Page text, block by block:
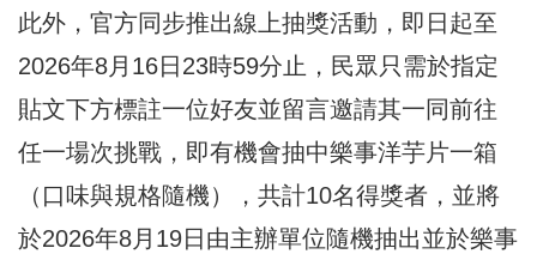
此外，官方同步推出線上抽獎活動，即日起至
2026年8月16日23時59分止，民眾只需於指定
貼文下方標註一位好友並留言邀請其一同前往
任一場次挑戰，即有機會抽中樂事洋芋片一箱
（口味與規格隨機），共計10名得獎者，並將
於2026年8月19日由主辦單位隨機抽出並於樂事